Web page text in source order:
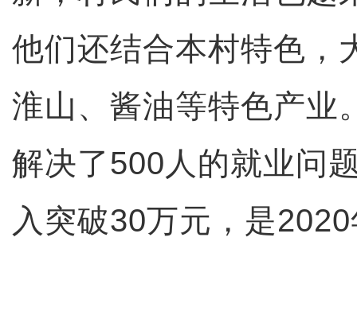
他们还结合本村特色，
淮山、酱油等特色产业
解决了500人的就业问
入突破30万元，是